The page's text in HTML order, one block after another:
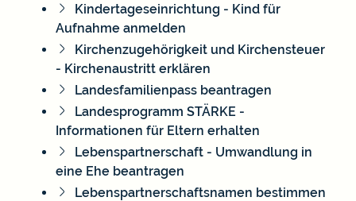
Kindertageseinrichtung - Kind für
Aufnahme anmelden
Kirchenzugehörigkeit und Kirchensteuer
- Kirchenaustritt erklären
Landesfamilienpass beantragen
Landesprogramm STÄRKE -
Informationen für Eltern erhalten
Lebenspartnerschaft - Umwandlung in
eine Ehe beantragen
Lebenspartnerschaftsnamen bestimmen